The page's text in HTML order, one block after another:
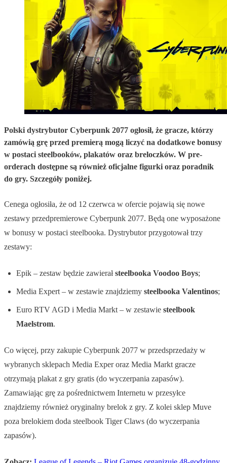
Polski dystrybutor Cyberpunk 2077 ogłosił, że gracze, którzy
zamówią grę przed premierą mogą liczyć na dodatkowe bonusy
w postaci steelbooków, plakatów oraz breloczków. W pre-
orderach dostępne są również oficjalne figurki oraz poradnik
do gry. Szczegóły poniżej.
Cenega ogłosiła, że od 12 czerwca w ofercie pojawią się nowe
zestawy przedpremierowe Cyberpunk 2077. Będą one wyposażone
w bonusy w postaci steelbooka. Dystrybutor przygotował trzy
zestawy:
Epik – zestaw będzie zawierałsteelbooka Voodoo Boys;
Media Expert – w zestawie znajdziemy steelbooka Valentinos;
Euro RTV AGD i Media Markt – w zestawie steelbook
Maelstrom.
Co więcej, przy zakupie Cyberpunk 2077 w przedsprzedaży w
wybranych sklepach Media Exper oraz Media Markt gracze
otrzymają plakat z gry gratis (do wyczerpania zapasów).
Zamawiając grę za pośrednictwem Internetu w przesyłce
znajdziemy również oryginalny brelok z gry. Z kolei sklep Muve
poza brelokiem doda steelbook Tiger Claws (do wyczerpania
zapasów).